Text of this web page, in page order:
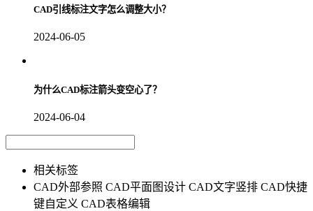
CAD引线标注文字怎么调整大小？
2024-06-05
为什么CAD标注箭头变空心了？
2024-06-04
相关标签
CAD外部参照 CAD平面图设计 CAD文字竖排 CAD快捷
键自定义 CAD表格编辑